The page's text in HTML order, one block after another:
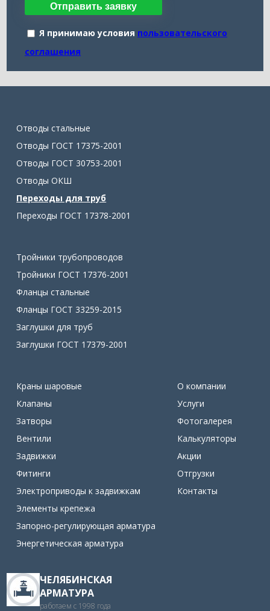
Отправить заявку
Я принимаю условия пользовательского
соглашения
Отводы стальные
Отводы ГОСТ 17375-2001
Отводы ГОСТ 30753-2001
Отводы ОКШ
Переходы для труб
Переходы ГОСТ 17378-2001
Тройники трубопроводов
Тройники ГОСТ 17376-2001
Фланцы стальные
Фланцы ГОСТ 33259-2015
Заглушки для труб
Заглушки ГОСТ 17379-2001
Краны шаровые
Клапаны
Затворы
Вентили
Задвижки
Фитинги
Электроприводы к задвижкам
Элементы крепежа
Запорно-регулирующая арматура
Энергетическая арматура
О компании
Услуги
Фотогалерея
Калькуляторы
Акции
Отгрузки
Контакты
ЧЕЛЯБИНСКАЯ
АРМАТУРА
работаем с 1998 года